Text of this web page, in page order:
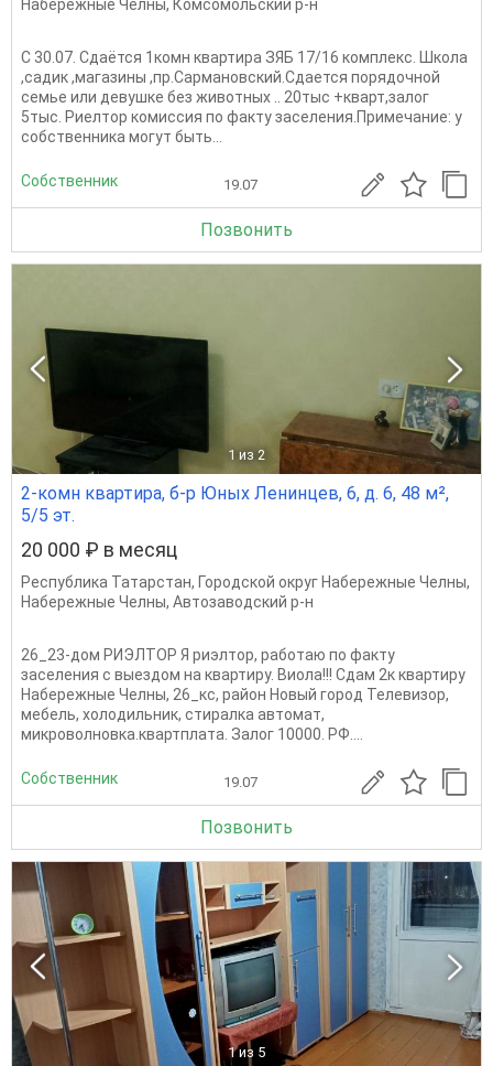
Набережные Челны, Комсомольский р-н
С 30.07. Сдаётся 1комн квартира ЗЯБ 17/16 комплекс. Школа
,садик ,магазины ,пр.Сармановский.Сдается порядочной
семье или девушке без животных .. 20тыс +кварт,залог
5тыс. Риелтор комиссия по факту заселения.Примечание: у
собственника могут быть...
Собственник 19.07
Позвонить
1 из 2
2-комн квартира, б-р Юных Ленинцев, 6, д. 6, 48 м²,
5/5 эт.
20 000 ₽ в месяц
Республика Татарстан, Городской округ Набережные Челны,
Набережные Челны, Автозаводский р-н
26_23-дом РИЭЛТОР Я риэлтор, работаю по факту
заселения с выездом на квартиру. Виола!!! Сдам 2к квартиру
Набережные Челны, 26_кс, район Новый город Телевизор,
мебель, холодильник, стиралка автомат,
микроволновка.квартплата. Залог 10000. РФ....
Собственник 19.07
Позвонить
1 из 5